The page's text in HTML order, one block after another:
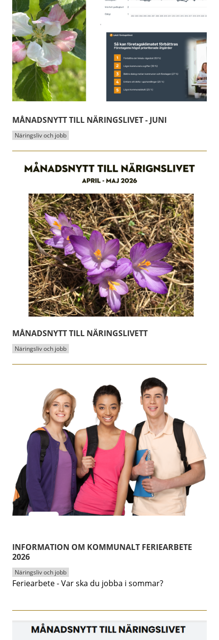
MÅNADSNYTT TILL NÄRINGSLIVET - JUNI
Näringsliv och jobb
MÅNADSNYTT TILL NÄRINGSLIVETT
Näringsliv och jobb
INFORMATION OM KOMMUNALT FERIEARBETE
2026
Näringsliv och jobb
Feriearbete - Var ska du jobba i sommar?